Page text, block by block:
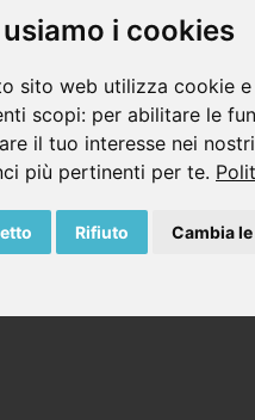
i cookies
sito web utilizza cookie
scopi: per abilitare le
il tuo interesse nei
più pertinenti per te.
Rifiuto Cambia